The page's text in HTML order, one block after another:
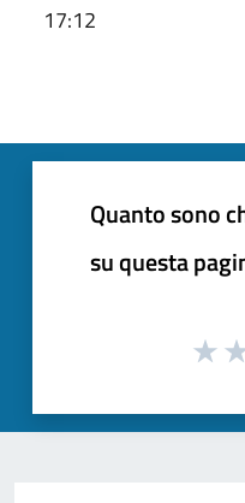
17:12
Quanto sono
su questa